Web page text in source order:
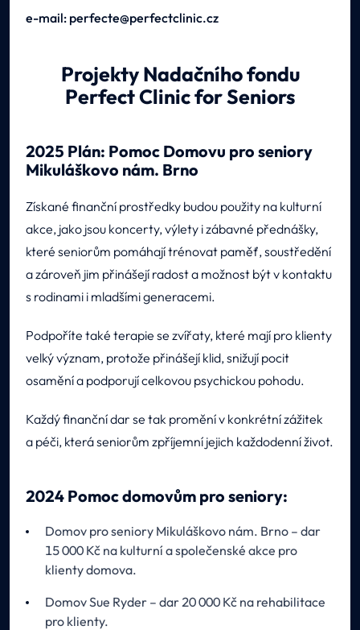
e-mail: perfecte@perfectclinic.cz
Projekty Nadačního fondu
Perfect Clinic for Seniors
2025 Plán: Pomoc Domovu pro seniory
Mikuláškovo nám. Brno
Získané finanční prostředky budou použity na kulturní
akce, jako jsou koncerty, výlety i zábavné přednášky,
které seniorům pomáhají trénovat paměť, soustředění
a zároveň jim přinášejí radost a možnost být v kontaktu
s rodinami i mladšími generacemi.
Podpoříte také terapie se zvířaty, které mají pro klienty
velký význam, protože přinášejí klid, snižují pocit
osamění a podporují celkovou psychickou pohodu.
Každý finanční dar se tak promění v konkrétní zážitek
a péči, která seniorům zpříjemní jejich každodenní život.
2024 Pomoc domovům pro seniory:
Domov pro seniory Mikuláškovo nám. Brno – dar
15 000 Kč na kulturní a společenské akce pro
klienty domova.
Domov Sue Ryder – dar 20 000 Kč na rehabilitace
pro klienty.